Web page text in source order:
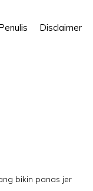
Disclaimer
bikin panas jer